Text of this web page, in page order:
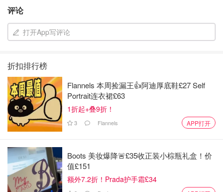
评论
打开App写评论
折扣排行榜
Flannels 本周捡漏王👍阿迪厚底鞋£27 Self
Portrait连衣裙£63
1折起+叠9折！
3 Flannels APP打开
Boots 美妆爆降🚨£35收正装小棕瓶礼盒！价
值£151
额外7.2折！Prada护手霜£34